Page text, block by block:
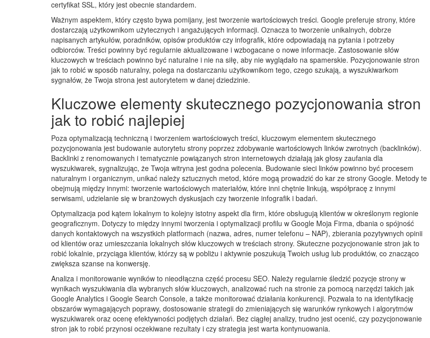
certyfikat SSL, który jest obecnie standardem.
Ważnym aspektem, który często bywa pomijany, jest tworzenie wartościowych treści. Google preferuje strony, które
dostarczają użytkownikom użytecznych i angażujących informacji. Oznacza to tworzenie unikalnych, dobrze
napisanych artykułów, poradników, opisów produktów czy infografik, które odpowiadają na pytania i potrzeby
odbiorców. Treści powinny być regularnie aktualizowane i wzbogacane o nowe informacje. Zastosowanie słów
kluczowych w treściach powinno być naturalne i nie na siłę, aby nie wyglądało na spamerskie. Pozycjonowanie stron
jak to robić w sposób naturalny, polega na dostarczaniu użytkownikom tego, czego szukają, a wyszukiwarkom
sygnałów, że Twoja strona jest autorytetem w danej dziedzinie.
Kluczowe elementy skutecznego pozycjonowania stron
jak to robić najlepiej
Poza optymalizacją techniczną i tworzeniem wartościowych treści, kluczowym elementem skutecznego
pozycjonowania jest budowanie autorytetu strony poprzez zdobywanie wartościowych linków zwrotnych (backlinków).
Backlinki z renomowanych i tematycznie powiązanych stron internetowych działają jak głosy zaufania dla
wyszukiwarek, sygnalizując, że Twoja witryna jest godna polecenia. Budowanie sieci linków powinno być procesem
naturalnym i organicznym, unikać należy sztucznych metod, które mogą prowadzić do kar ze strony Google. Metody te
obejmują między innymi: tworzenie wartościowych materiałów, które inni chętnie linkują, współpracę z innymi
serwisami, udzielanie się w branżowych dyskusjach czy tworzenie infografik i badań.
Optymalizacja pod kątem lokalnym to kolejny istotny aspekt dla firm, które obsługują klientów w określonym regionie
geograficznym. Dotyczy to między innymi tworzenia i optymalizacji profilu w Google Moja Firma, dbania o spójność
danych kontaktowych na wszystkich platformach (nazwa, adres, numer telefonu – NAP), zbierania pozytywnych opinii
od klientów oraz umieszczania lokalnych słów kluczowych w treściach strony. Skuteczne pozycjonowanie stron jak to
robić lokalnie, przyciąga klientów, którzy są w pobliżu i aktywnie poszukują Twoich usług lub produktów, co znacząco
zwiększa szanse na konwersję.
Analiza i monitorowanie wyników to nieodłączna część procesu SEO. Należy regularnie śledzić pozycje strony w
wynikach wyszukiwania dla wybranych słów kluczowych, analizować ruch na stronie za pomocą narzędzi takich jak
Google Analytics i Google Search Console, a także monitorować działania konkurencji. Pozwala to na identyfikację
obszarów wymagających poprawy, dostosowanie strategii do zmieniających się warunków rynkowych i algorytmów
wyszukiwarek oraz ocenę efektywności podjętych działań. Bez ciągłej analizy, trudno jest ocenić, czy pozycjonowanie
stron jak to robić przynosi oczekiwane rezultaty i czy strategia jest warta kontynuowania.